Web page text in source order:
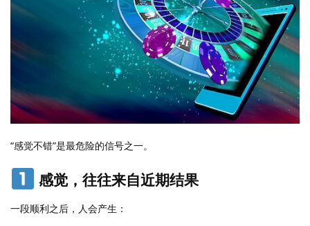
“感觉不错”是最危险的信号之一。
感觉，往往来自近期结果
一段顺利之后，人会产生：